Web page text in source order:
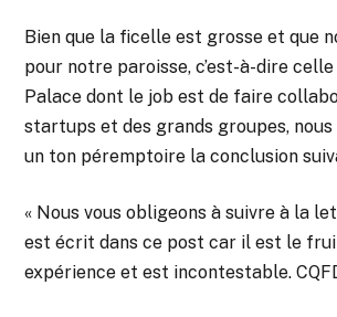
Bien que la ficelle est grosse et que
pour notre paroisse, c’est-à-dire
Palace dont le job est de faire
startups et des grands groupes,
un ton péremptoire la conclusion
« Nous vous obligeons à suivre à la
est écrit dans ce post car il est le
expérience et est incontestable.